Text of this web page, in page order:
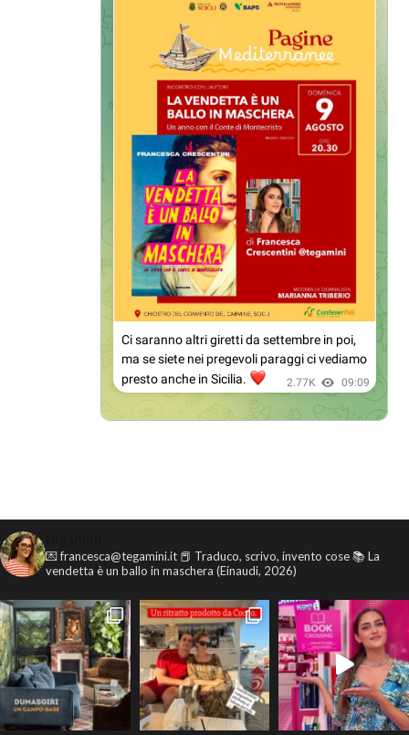
💌 francesca@tegamini.it 📕 Traduco, scrivo, invento cose📚 La
vendetta è un ballo in maschera (Einaudi, 2026)